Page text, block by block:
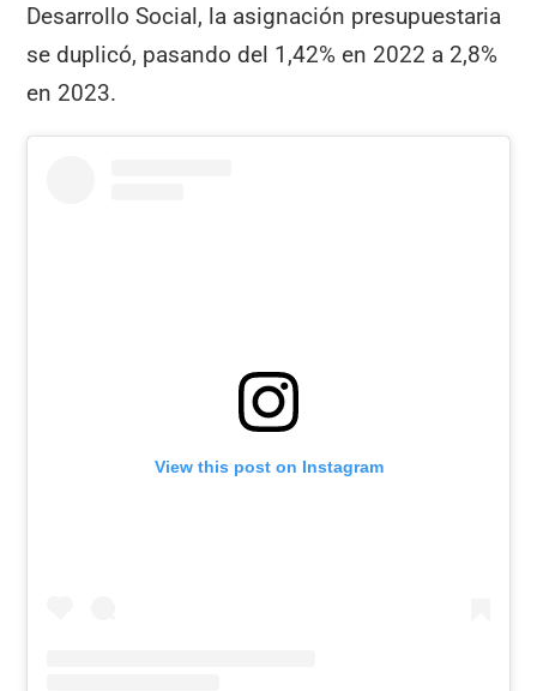
Desarrollo Social, la asignación presupuestaria
se duplicó, pasando del 1,42% en 2022 a 2,8%
en 2023.
View this post on Instagram